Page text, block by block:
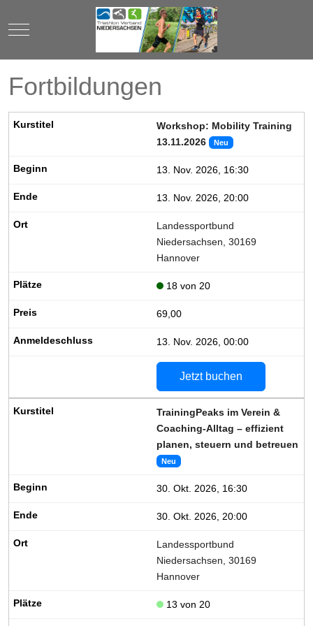
Mobile Menu Toggle
Fortbildungen
Workshop: Mobility Training
13.11.2026
Neu
13. Nov. 2026, 16:30
13. Nov. 2026, 20:00
Landessportbund
Niedersachsen, 30169
Hannover
18 von 20
69,00
13. Nov. 2026, 00:00
Jetzt buchen
TrainingPeaks im Verein &
Coaching-Alltag – effizient
planen, steuern und betreuen
Neu
30. Okt. 2026, 16:30
30. Okt. 2026, 20:00
Landessportbund
Niedersachsen, 30169
Hannover
13 von 20